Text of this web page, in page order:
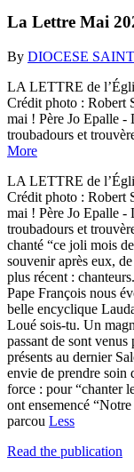
La Lettre Mai
By DIOCESE
LA LETTRE de
Crédit photo : Robert
mai ! Père Jo Epalle -
troubadours et
More
LA LETTRE de
Crédit photo : Robert
mai ! Père Jo Epalle -
troubadours et
chanté ‌“ce joli mois
souvenir après eux,
plus récent :
Pape François nous
belle encyclique
Loué sois-tu‌. Un
passant de sont
présents au dernier
envie de prendre soin
force : pour ‌“chanter
ont ensemencé
parcou Less
Read the publication